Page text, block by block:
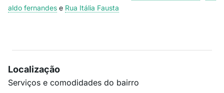
aldo fernandes e Rua Itália Fausta
Localização
Serviços e comodidades do bairro